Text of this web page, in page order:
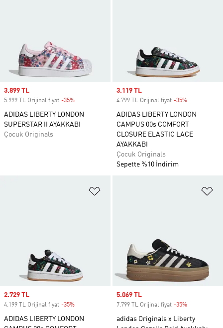
Sale price
3.899 TL
5.999 TL Orijinal fiyat -35%
ADIDAS LIBERTY LONDON
SUPERSTAR II AYAKKABI
Çocuk Originals
Sale price
3.119 TL
4.799 TL Orijinal fiyat -35%
ADIDAS LIBERTY LONDON
CAMPUS 00s COMFORT
CLOSURE ELASTIC LACE
AYAKKABI
Çocuk Originals
Sepette %10 İndirim
Sale price
2.729 TL
4.199 TL Orijinal fiyat -35%
ADIDAS LIBERTY LONDON
Sale price
5.069 TL
7.799 TL Orijinal fiyat -35%
adidas Originals x Liberty